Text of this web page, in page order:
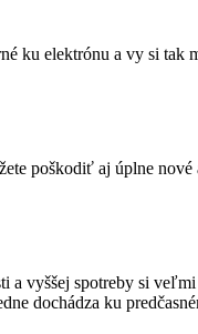
ku elektrónu a vy si tak
poškodiť aj úplne nové
a vyššej spotreby si
dochádza ku